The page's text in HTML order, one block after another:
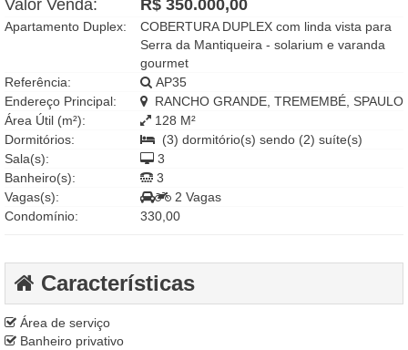
Valor Venda: R$ 350.000,00
Apartamento Duplex:
COBERTURA DUPLEX com linda vista para
Serra da Mantiqueira - solarium e varanda
gourmet
Referência:
AP35
Endereço Principal:
RANCHO GRANDE, TREMEMBÉ, SPAULO
Área Útil (m²):
128 M²
Dormitórios:
(3) dormitório(s) sendo (2) suíte(s)
Sala(s):
3
Banheiro(s):
3
Vagas(s):
2 Vagas
Condomínio:
330,00
Características
Área de serviço
Banheiro privativo